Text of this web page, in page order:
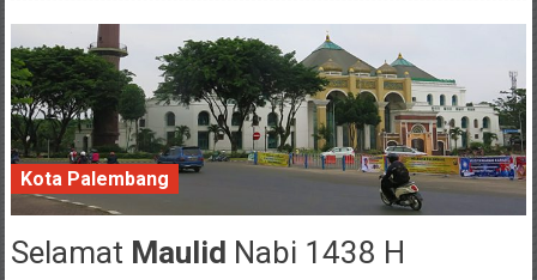
Kota Palembang
1 December 2017
Selamat Maulid Nabi 1438 H